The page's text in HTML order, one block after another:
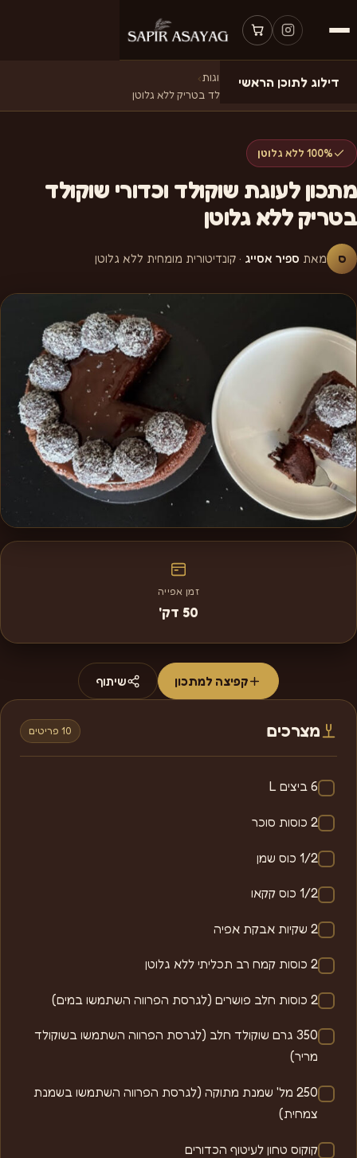
דילוג לתוכן הראשי
דף הבית›מתכונים ›מתכונים לעוגות›
מתכון לעוגת שוקולד וכדורי שוקולד בטריק ללא גלוטן
100% ללא גלוטן
מתכון לעוגת שוקולד וכדורי שוקולד
בטריק ללא גלוטן
ס מאת ספיר אסייג · קונדיטורית מומחית ללא גלוטן
זמן אפייה
50 דק'
קפיצה למתכון שיתוף
מצרכים 10 פריטים
6 ביצים L
2 כוסות סוכר
1/2 כוס שמן
1/2 כוס קקאו
2 שקיות אבקת אפיה
2 כוסות קמח רב תכליתי ללא גלוטן
2 כוסות חלב פושרים (לגרסת הפרווה השתמשו במים)
350 גרם שוקולד חלב (לגרסת הפרווה השתמשו בשוקולד
מריר)
250 מל' שמנת מתוקה (לגרסת הפרווה השתמשו בשמנת
צמחית)
קוקוס טחון לעיטוף הכדורים